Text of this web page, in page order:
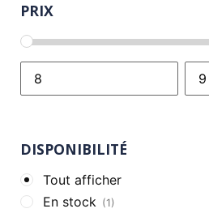
PRIX
DISPONIBILITÉ
Tout afficher
En stock (1)